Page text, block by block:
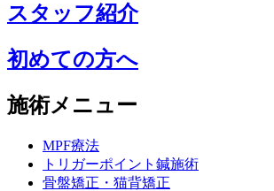
スタッフ紹介
初めての方へ
施術メニュー
MPF療法
トリガーポイント鍼施術
骨盤矯正・猫背矯正